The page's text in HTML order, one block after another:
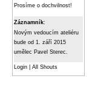
Prosíme o dochvilnost!
Záznamník:
Novým vedoucím ateliéru
bude od 1. září 2015
umělec Pavel Sterec.
Login All Shouts